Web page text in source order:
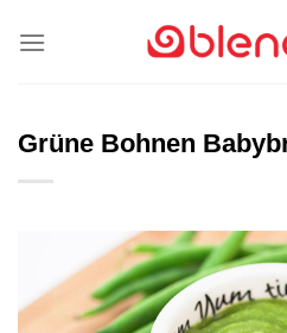
Inhalt
Grüne Bohnen